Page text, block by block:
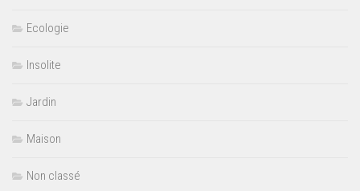
Ecologie
Insolite
Jardin
Maison
Non classé